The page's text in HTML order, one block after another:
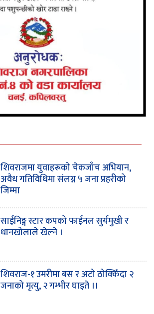
शिवराजमा युवाहरूको चेकजाँच अभियान,
अवैध गतिविधिमा संलग्न ५ जना प्रहरीको
जिम्मा
साईनिङ्ग स्टार कपको फाईनल सुर्यमुखी र
धानखोलाले खेल्ने ।
शिवराज-१ उमरीमा बस र अटो ठोक्किँदा २
जनाको मृत्यु, २ गम्भीर घाइते ।।